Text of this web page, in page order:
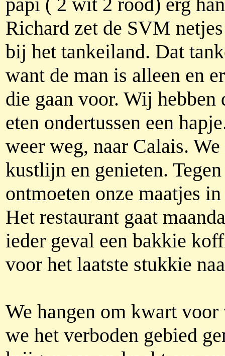
Richard zet de SVM
bij het tankeiland. Dat
want de man is alleen en
die gaan voor. Wij
eten ondertussen een
weer weg, naar Calais.
kustlijn en genieten.
ontmoeten onze maatjes
Het restaurant gaat
ieder geval een bakkie
voor het laatste stukkie
We hangen om kwart
we het verboden gebied